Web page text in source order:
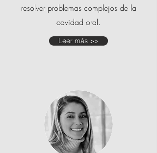
resolver problemas complejos de la
cavidad oral.
Leer más >>